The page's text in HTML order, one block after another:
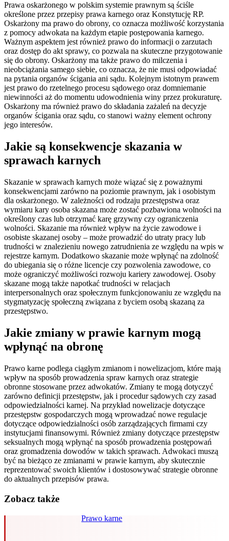
Prawa oskarżonego w polskim systemie prawnym są ściśle
określone przez przepisy prawa karnego oraz Konstytucję RP.
Oskarżony ma prawo do obrony, co oznacza możliwość korzystania
z pomocy adwokata na każdym etapie postępowania karnego.
Ważnym aspektem jest również prawo do informacji o zarzutach
oraz dostęp do akt sprawy, co pozwala na skuteczne przygotowanie
się do obrony. Oskarżony ma także prawo do milczenia i
nieobciążania samego siebie, co oznacza, że nie musi odpowiadać
na pytania organów ścigania ani sądu. Kolejnym istotnym prawem
jest prawo do rzetelnego procesu sądowego oraz domniemanie
niewinności aż do momentu udowodnienia winy przez prokuraturę.
Oskarżony ma również prawo do składania zażaleń na decyzje
organów ścigania oraz sądu, co stanowi ważny element ochrony
jego interesów.
Jakie są konsekwencje skazania w
sprawach karnych
Skazanie w sprawach karnych może wiązać się z poważnymi
konsekwencjami zarówno na poziomie prawnym, jak i osobistym
dla oskarżonego. W zależności od rodzaju przestępstwa oraz
wymiaru kary osoba skazana może zostać pozbawiona wolności na
określony czas lub otrzymać karę grzywny czy ograniczenia
wolności. Skazanie ma również wpływ na życie zawodowe i
osobiste skazanej osoby – może prowadzić do utraty pracy lub
trudności w znalezieniu nowego zatrudnienia ze względu na wpis w
rejestrze karnym. Dodatkowo skazanie może wpłynąć na zdolność
do ubiegania się o różne licencje czy pozwolenia zawodowe, co
może ograniczyć możliwości rozwoju kariery zawodowej. Osoby
skazane mogą także napotkać trudności w relacjach
interpersonalnych oraz społecznym funkcjonowaniu ze względu na
stygmatyzację społeczną związana z byciem osobą skazaną za
przestępstwo.
Jakie zmiany w prawie karnym mogą
wpłynąć na obronę
Prawo karne podlega ciągłym zmianom i nowelizacjom, które mają
wpływ na sposób prowadzenia spraw karnych oraz strategie
obronne stosowane przez adwokatów. Zmiany te mogą dotyczyć
zarówno definicji przestępstw, jak i procedur sądowych czy zasad
odpowiedzialności karnej. Na przykład nowelizacje dotyczące
przestępstw gospodarczych mogą wprowadzać nowe regulacje
dotyczące odpowiedzialności osób zarządzających firmami czy
instytucjami finansowymi. Również zmiany dotyczące przestępstw
seksualnych mogą wpłynąć na sposób prowadzenia postępowań
oraz gromadzenia dowodów w takich sprawach. Adwokaci muszą
być na bieżąco ze zmianami w prawie karnym, aby skutecznie
reprezentować swoich klientów i dostosowywać strategie obronne
do aktualnych przepisów prawa.
Zobacz także
Prawo karne